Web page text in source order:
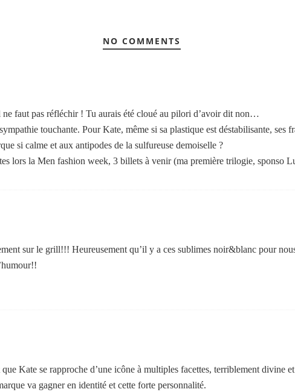
NO COMMENTS
faut pas réfléchir ! Tu aurais été cloué au pilori d’avoir dit non…
touchante. Pour Kate, même si sa plastique est déstabilisante, ses
si calme et aux antipodes de la sulfureuse demoiselle ?
lors la Men fashion week, 3 billets à venir (ma première trilogie, sponso
sur le grill!!! Heureusement qu’il y a ces sublimes noir&blanc pour
Kate se rapproche d’une icône à multiples facettes, terriblement divine
va gagner en identité et cette forte personnalité.